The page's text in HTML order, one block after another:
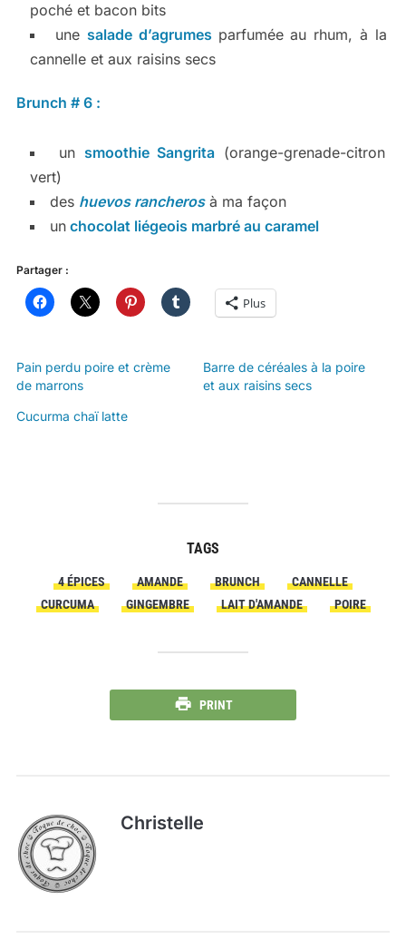
poché et bacon bits
une salade d’agrumes parfumée au rhum, à la
cannelle et aux raisins secs
Brunch # 6 :
un smoothie Sangrita (orange-grenade-citron
vert)
des huevos rancherosà ma façon
unchocolat liégeois marbré au caramel
Partager :
Plus
Pain perdu poire et crème
de marrons
Barre de céréales à la poire
et aux raisins secs
Cucurma chaï latte
TAGS
4 ÉPICES AMANDE BRUNCH
CANNELLE
CURCUMA
GINGEMBRE LAIT D'AMANDE POIRE
PRINT
Christelle